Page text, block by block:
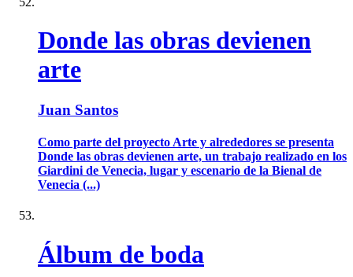
Donde las obras devienen
arte
Juan Santos
Como parte del proyecto Arte y alrededores se presenta
Donde las obras devienen arte, un trabajo realizado en los
Giardini de Venecia, lugar y escenario de la Bienal de
Venecia (...)
Álbum de boda